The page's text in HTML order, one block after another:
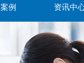
例 资讯中